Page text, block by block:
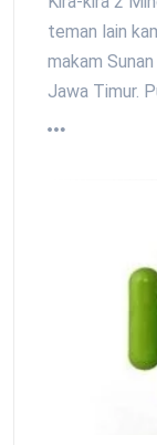
teman lain
makam
Jawa Timur.